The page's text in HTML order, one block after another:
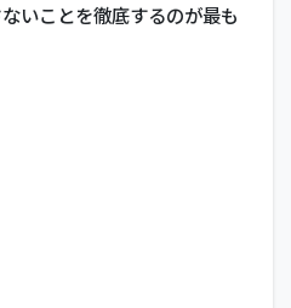
いことを徹底するのが最も